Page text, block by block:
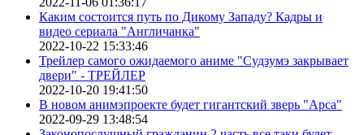
Каким состоится путь по Дикому Западу? Кадры и
видео сериала "Англичанка"
2022-10-22 15:33:46
Трейлер самого ожидаемого аниме "Судзумэ закрывает
двери" - ТРЕЙЛЕР
2022-10-20 19:41:50
В новом анимэпроекте будет гигантский зверь "Арса"
2022-09-29 13:48:54